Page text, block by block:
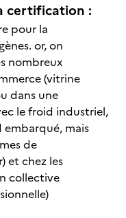
certification :
pour la
or, on
nombreux
(vitrine
dans une
le froid industriel,
embarqué, mais
de
et chez les
collective